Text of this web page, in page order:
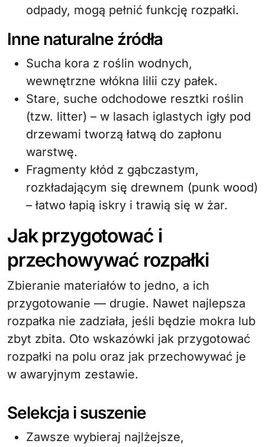
odpady, mogą pełnić funkcję rozpałki.
Inne naturalne źródła
Sucha kora z roślin wodnych,
wewnętrzne włókna lilii czy pałek.
Stare, suche odchodowe resztki roślin
(tzw. litter) – w lasach iglastych igły pod
drzewami tworzą łatwą do zapłonu
warstwę.
Fragmenty kłód z gąbczastym,
rozkładającym się drewnem (punk wood)
– łatwo łapią iskry i trawią się w żar.
Jak przygotować i
przechowywać rozpałki
Zbieranie materiałów to jedno, a ich
przygotowanie — drugie. Nawet najlepsza
rozpałka nie zadziała, jeśli będzie mokra lub
zbyt zbita. Oto wskazówki jak przygotować
rozpałki na polu oraz jak przechowywać je
w awaryjnym zestawie.
Selekcja i suszenie
Zawsze wybieraj najlżejsze,